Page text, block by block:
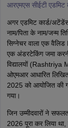
आरएमएस सीईटी एडमिट
अगर एडमिट कार्ड/
नाम/पिता के नाम/जन्म
सिग्नेचर वाला एक
एक अंडरटेकिंग जमा करनी
विद्यालयों
ओएमआर आधारित लिखित
2025 को आयोजित की
गया।
जिन उम्मीदवारों ने
2026 पूरा कर लिया